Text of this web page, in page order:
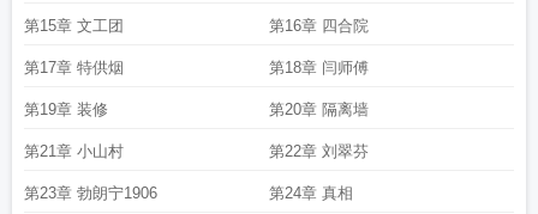
第15章 文工团 第16章 四合院
第17章 特供烟 第18章 闫师傅
第19章 装修 第20章 隔离墙
第21章 小山村 第22章 刘翠芬
第23章 勃朗宁1906 第24章 真相